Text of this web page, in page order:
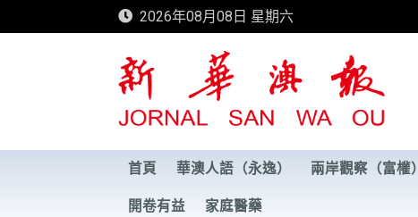
to
2026年08月08日 星期六
新華澳報
首頁 華澳人語（永逸） 兩岸觀察（富權）
開卷有益 家庭醫藥